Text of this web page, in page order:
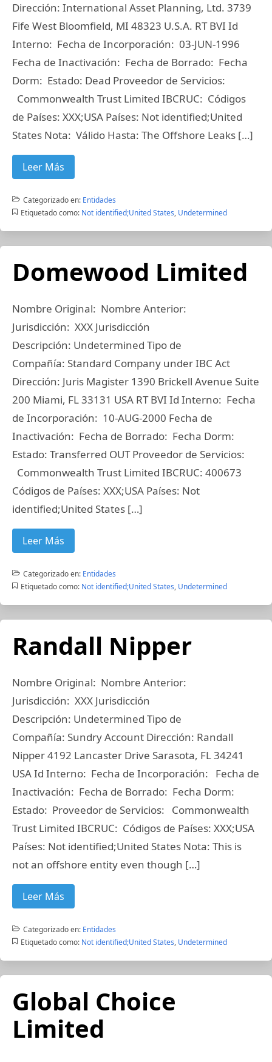
Dirección: International Asset Planning, Ltd. 3739
Fife West Bloomfield, MI 48323 U.S.A. RT BVI Id
Interno: Fecha de Incorporación: 03-JUN-1996
Fecha de Inactivación: Fecha de Borrado: Fecha
Dorm: Estado: Dead Proveedor de Servicios:
Commonwealth Trust Limited IBCRUC: Códigos
de Países: XXX;USA Países: Not identified;United
States Nota: Válido Hasta: The Offshore Leaks […]
Leer Más
Categorizado en: Entidades
Etiquetado como: Not identified;United States, Undetermined
Domewood Limited
Nombre Original: Nombre Anterior:
Jurisdicción: XXX Jurisdicción
Descripción: Undetermined Tipo de
Compañía: Standard Company under IBC Act
Dirección: Juris Magister 1390 Brickell Avenue Suite
200 Miami, FL 33131 USA RT BVI Id Interno: Fecha
de Incorporación: 10-AUG-2000 Fecha de
Inactivación: Fecha de Borrado: Fecha Dorm:
Estado: Transferred OUT Proveedor de Servicios:
Commonwealth Trust Limited IBCRUC: 400673
Códigos de Países: XXX;USA Países: Not
identified;United States […]
Leer Más
Categorizado en: Entidades
Etiquetado como: Not identified;United States, Undetermined
Randall Nipper
Nombre Original: Nombre Anterior:
Jurisdicción: XXX Jurisdicción
Descripción: Undetermined Tipo de
Compañía: Sundry Account Dirección: Randall
Nipper 4192 Lancaster Drive Sarasota, FL 34241
USA Id Interno: Fecha de Incorporación: Fecha de
Inactivación: Fecha de Borrado: Fecha Dorm:
Estado: Proveedor de Servicios: Commonwealth
Trust Limited IBCRUC: Códigos de Países: XXX;USA
Países: Not identified;United States Nota: This is
not an offshore entity even though […]
Leer Más
Categorizado en: Entidades
Etiquetado como: Not identified;United States, Undetermined
Global Choice
Limited